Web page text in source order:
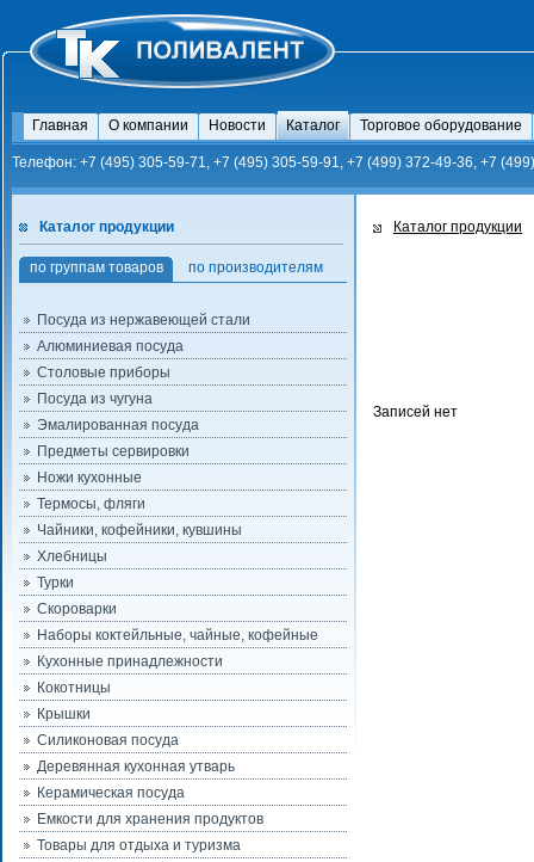
Главная О компании Новости Каталог Торговое оборудование
Телефон: +7 (495) 305-59-71, +7 (495) 305-59-91, +7 (499) 372-49-36, +7
Каталог продукции
по группам товаров по производителям
Посуда из нержавеющей стали
Алюминиевая посуда
Столовые приборы
Посуда из чугуна
Эмалированная посуда
Предметы сервировки
Ножи кухонные
Термосы, фляги
Чайники, кофейники, кувшины
Хлебницы
Турки
Скороварки
Наборы коктейльные, чайные, кофейные
Кухонные принадлежности
Кокотницы
Крышки
Силиконовая посуда
Деревянная кухонная утварь
Керамическая посуда
Емкости для хранения продуктов
Товары для отдыха и туризма
Каталог продукции
Записей нет